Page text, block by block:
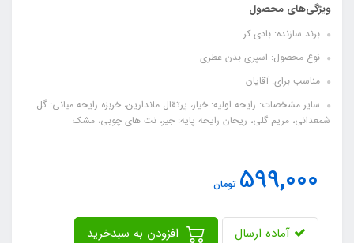
ویژگی‌های محصول
برند سازنده: بادی کر
نوع محصول: اسپری بدن عطری
مناسب برای: آقایان
سایر مشخصات: رایحه اولیه: خیار، پرتقال ماندارین، خربزه رایحه میانی: گل
شمعدانی، مریم گلی، ریحان رایحه پایه: جیر، نت های چوبی، مشک
599,000 تومان
آماده ارسال